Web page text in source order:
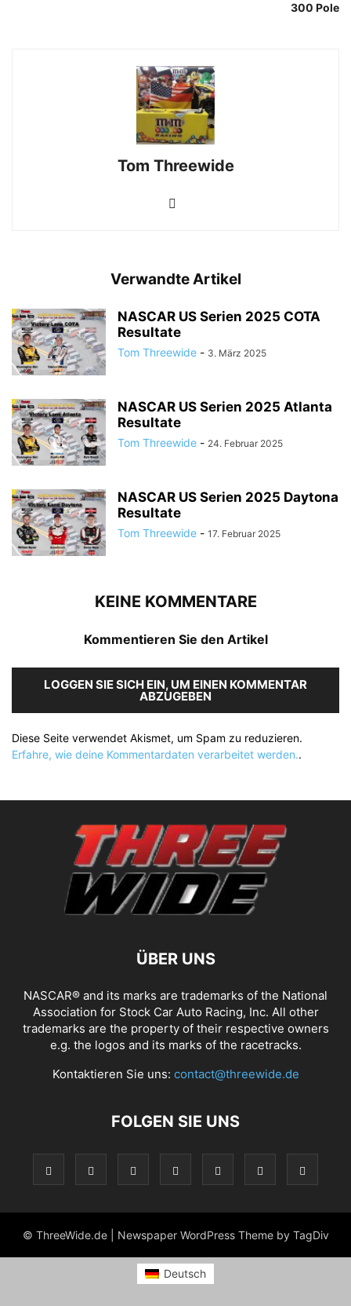
300 Pole
Tom Threewide
Verwandte Artikel
NASCAR US Serien 2025 COTA
Resultate
Tom Threewide - 3. März 2025
NASCAR US Serien 2025 Atlanta
Resultate
Tom Threewide - 24. Februar 2025
NASCAR US Serien 2025 Daytona
Resultate
Tom Threewide - 17. Februar 2025
KEINE KOMMENTARE
Kommentieren Sie den Artikel
LOGGEN SIE SICH EIN, UM EINEN KOMMENTAR
ABZUGEBEN
Diese Seite verwendet Akismet, um Spam zu reduzieren.
Erfahre, wie deine Kommentardaten verarbeitet werden..
ÜBER UNS
NASCAR® and its marks are trademarks of the National
Association for Stock Car Auto Racing, Inc. All other
trademarks are the property of their respective owners
e.g. the logos and its marks of the racetracks.
Kontaktieren Sie uns: contact@threewide.de
FOLGEN SIE UNS
© ThreeWide.de | Newspaper WordPress Theme by TagDiv
Deutsch